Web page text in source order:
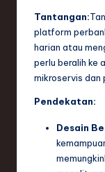
Tantangan:
platform
harian atau
perlu beralih ke
mikroservis dan
Pendekatan:
Desain